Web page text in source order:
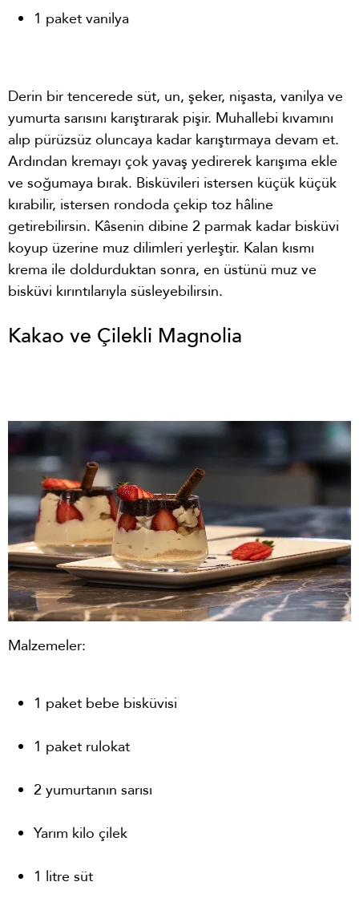
1 paket vanilya
Derin bir tencerede süt, un, şeker, nişasta, vanilya ve
yumurta sarısını karıştırarak pişir. Muhallebi kıvamını
alıp pürüzsüz oluncaya kadar karıştırmaya devam et.
Ardından kremayı çok yavaş yedirerek karışıma ekle
ve soğumaya bırak. Bisküvileri istersen küçük küçük
kırabilir, istersen rondoda çekip toz hâline
getirebilirsin. Kâsenin dibine 2 parmak kadar bisküvi
koyup üzerine muz dilimleri yerleştir. Kalan kısmı
krema ile doldurduktan sonra, en üstünü muz ve
bisküvi kırıntılarıyla süsleyebilirsin.
Kakao ve Çilekli Magnolia
Malzemeler:
1 paket bebe bisküvisi
1 paket rulokat
2 yumurtanın sarısı
Yarım kilo çilek
1 litre süt